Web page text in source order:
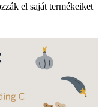
el saját termékeiket